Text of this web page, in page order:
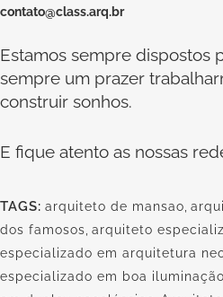
contato@class.arq.br
Estamos sempre dispostos
sempre um prazer
construir sonhos.
E fique atento as nossas
TAGS: arquiteto de mansao,
dos famosos, arquiteto
especializado em arquitetura
especializado em boa iluminação